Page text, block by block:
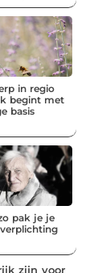
in regio
begint met
basis
pak je je
zijn voor